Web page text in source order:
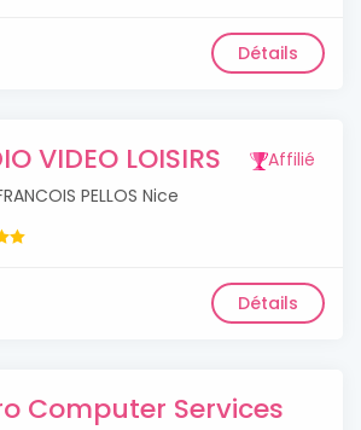
Détails
VIDEO LOISIRS
Affilié
PELLOS Nice
Détails
Computer Services